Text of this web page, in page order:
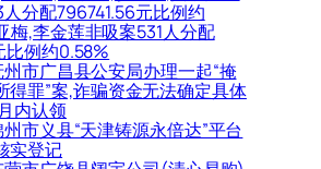
分配796741.56元比例约
梅,李金莲非吸案531人分配
例约0.58%
市广昌县公安局办理一起“掩
得罪”案,诈骗资金无法确定具体
内认领
市义县“天津铸源永倍达”平台
实登记